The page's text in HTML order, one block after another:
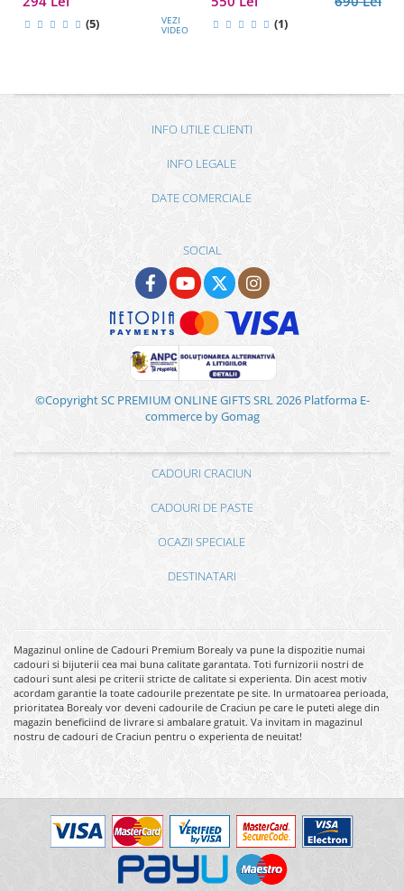
sau partener de afaceri
(5) VEZI
VIDEO (1)
INFO UTILE CLIENTI
INFO LEGALE
DATE COMERCIALE
SOCIAL
©Copyright SC PREMIUM ONLINE GIFTS SRL 2026 Platforma E-
commerce by Gomag
CADOURI CRACIUN
CADOURI DE PASTE
OCAZII SPECIALE
DESTINATARI
Magazinul online de Cadouri Premium Borealy va pune la dispozitie numai
cadouri si bijuterii cea mai buna calitate garantata. Toti furnizorii nostri de
cadouri sunt alesi pe criterii stricte de calitate si experienta. Din acest motiv
acordam garantie la toate cadourile prezentate pe site. In urmatoarea perioada,
prioritatea Borealy vor deveni cadourile de Craciun pe care le puteti alege din
magazin beneficiind de livrare si ambalare gratuit. Va invitam in magazinul
nostru de cadouri de Craciun pentru o experienta de neuitat!